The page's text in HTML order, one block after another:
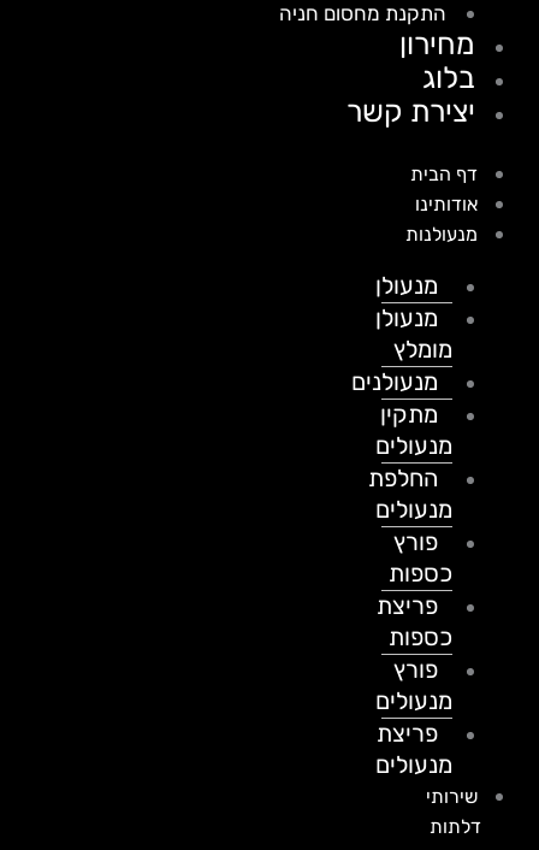
התקנת מחסום חניה
מחירון
בלוג
יצירת קשר
דף הבית
אודותינו
מנעולנות
מנעולן
מנעולן
מומלץ
מנעולנים
מתקין
מנעולים
החלפת
מנעולים
פורץ
כספות
פריצת
כספות
פורץ
מנעולים
פריצת
מנעולים
שירותי
דלתות